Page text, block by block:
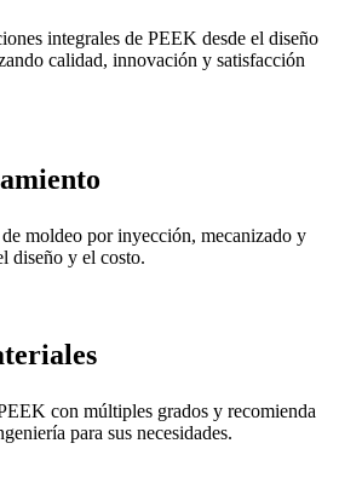
integrales de PEEK desde el diseño
calidad, innovación y satisfacción
moldeo por inyección, mecanizado y
diseño y el costo.
con múltiples grados y recomienda
para sus necesidades.